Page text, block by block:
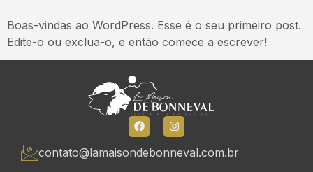
Boas-vindas ao WordPress. Esse é o seu primeiro post.
Edite-o ou exclua-o, e então comece a escrever!
contato@lamaisondebonneval.com.br